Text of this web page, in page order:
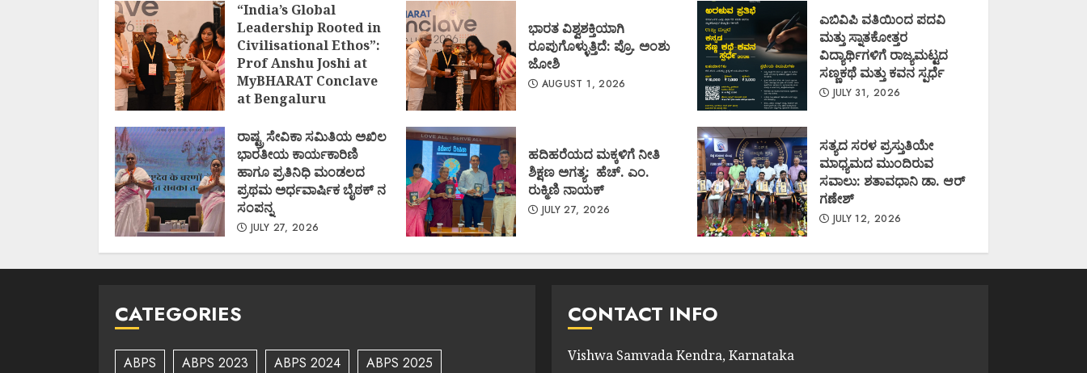
“India’s Global
Leadership Rooted in
Civilisational Ethos”:
Prof Anshu Joshi at
MyBHARAT Conclave
at Bengaluru
ಭಾರತ ವಿಶ್ವಶಕ್ತಿಯಾಗಿ
ರೂಪುಗೊಳ್ಳುತ್ತಿದೆ: ಪ್ರೊ. ಅಂಶು
ಜೋಶಿ
AUGUST 1, 2026
ಎಬಿವಿಪಿ ವತಿಯಿಂದ ಪದವಿ
ಮತ್ತು ಸ್ನಾತಕೋತ್ತರ
ವಿದ್ಯಾರ್ಥಿಗಳಿಗೆ ರಾಜ್ಯಮಟ್ಟದ
ಸಣ್ಣಕಥೆ ಮತ್ತು ಕವನ ಸ್ಪರ್ಧೆ
JULY 31, 2026
ರಾಷ್ಟ್ರ ಸೇವಿಕಾ ಸಮಿತಿಯ ಅಖಿಲ
ಭಾರತೀಯ ಕಾರ್ಯಕಾರಿಣಿ
ಹಾಗೂ ಪ್ರತಿನಿಧಿ ಮಂಡಲದ
ಪ್ರಥಮ ಅರ್ಧವಾರ್ಷಿಕ ಬೈಠಕ್ ನ
ಸಂಪನ್ನ
JULY 27, 2026
ಹದಿಹರೆಯದ ಮಕ್ಕಳಿಗೆ ನೀತಿ
ಶಿಕ್ಷಣ ಅಗತ್ಯ: ಹೆಚ್. ಎಂ.
ರುಕ್ಮಿಣಿ ನಾಯಕ್
JULY 27, 2026
ಸತ್ಯದ ಸರಳ ಪ್ರಸ್ತುತಿಯೇ
ಮಾಧ್ಯಮದ ಮುಂದಿರುವ
ಸವಾಲು: ಶತಾವಧಾನಿ ಡಾ. ಆರ್
ಗಣೇಶ್
JULY 12, 2026
CATEGORIES
ABPS ABPS 2023 ABPS 2024
ABPS 2025
CONTACT INFO
Vishwa Samvada Kendra, Karnataka